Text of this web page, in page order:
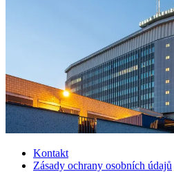
Kontakt
Zásady ochrany osobních údajů